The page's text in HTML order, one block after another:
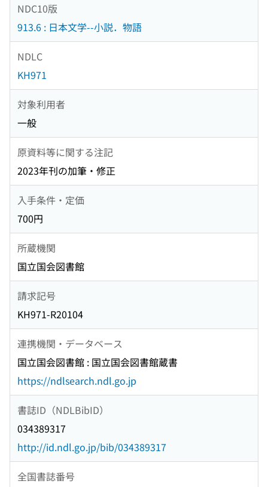
NDC10版
913.6 : 日本文学--小説．物語
NDLC
KH971
対象利用者
一般
原資料等に関する注記
2023年刊の加筆・修正
入手条件・定価
700円
所蔵機関
国立国会図書館
請求記号
KH971-R20104
連携機関・データベース
国立国会図書館 : 国立国会図書館蔵書
https://ndlsearch.ndl.go.jp
書誌ID（NDLBibID）
034389317
http://id.ndl.go.jp/bib/034389317
全国書誌番号